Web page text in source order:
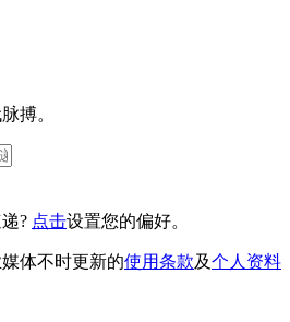
搏。
? 点击设置您的偏好。
体不时更新的使用条款及个人资料